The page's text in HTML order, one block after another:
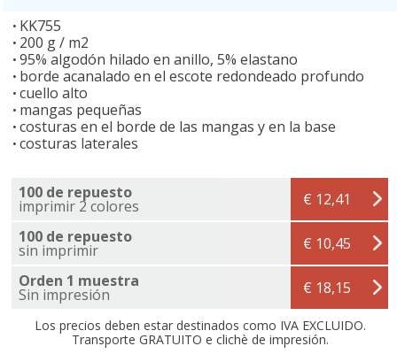
KK755
200 g / m2
95% algodón hilado en anillo, 5% elastano
borde acanalado en el escote redondeado profundo
cuello alto
mangas pequeñas
costuras en el borde de las mangas y en la base
costuras laterales
100 de repuesto
imprimir 2 colores
€ 12,41
100 de repuesto
sin imprimir
€ 10,45
Orden 1 muestra
Sin impresión € 18,15
Los precios deben estar destinados como IVA EXCLUIDO.
Transporte GRATUITO e clichè de impresión.